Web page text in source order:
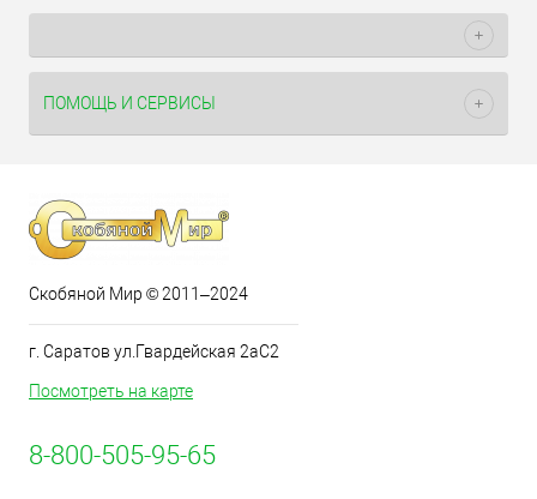
ПОМОЩЬ И СЕРВИСЫ
Скобяной Мир © 2011–2024
г. Саратов ул.Гвардейская 2аС2
Посмотреть на карте
8-800-505-95-65